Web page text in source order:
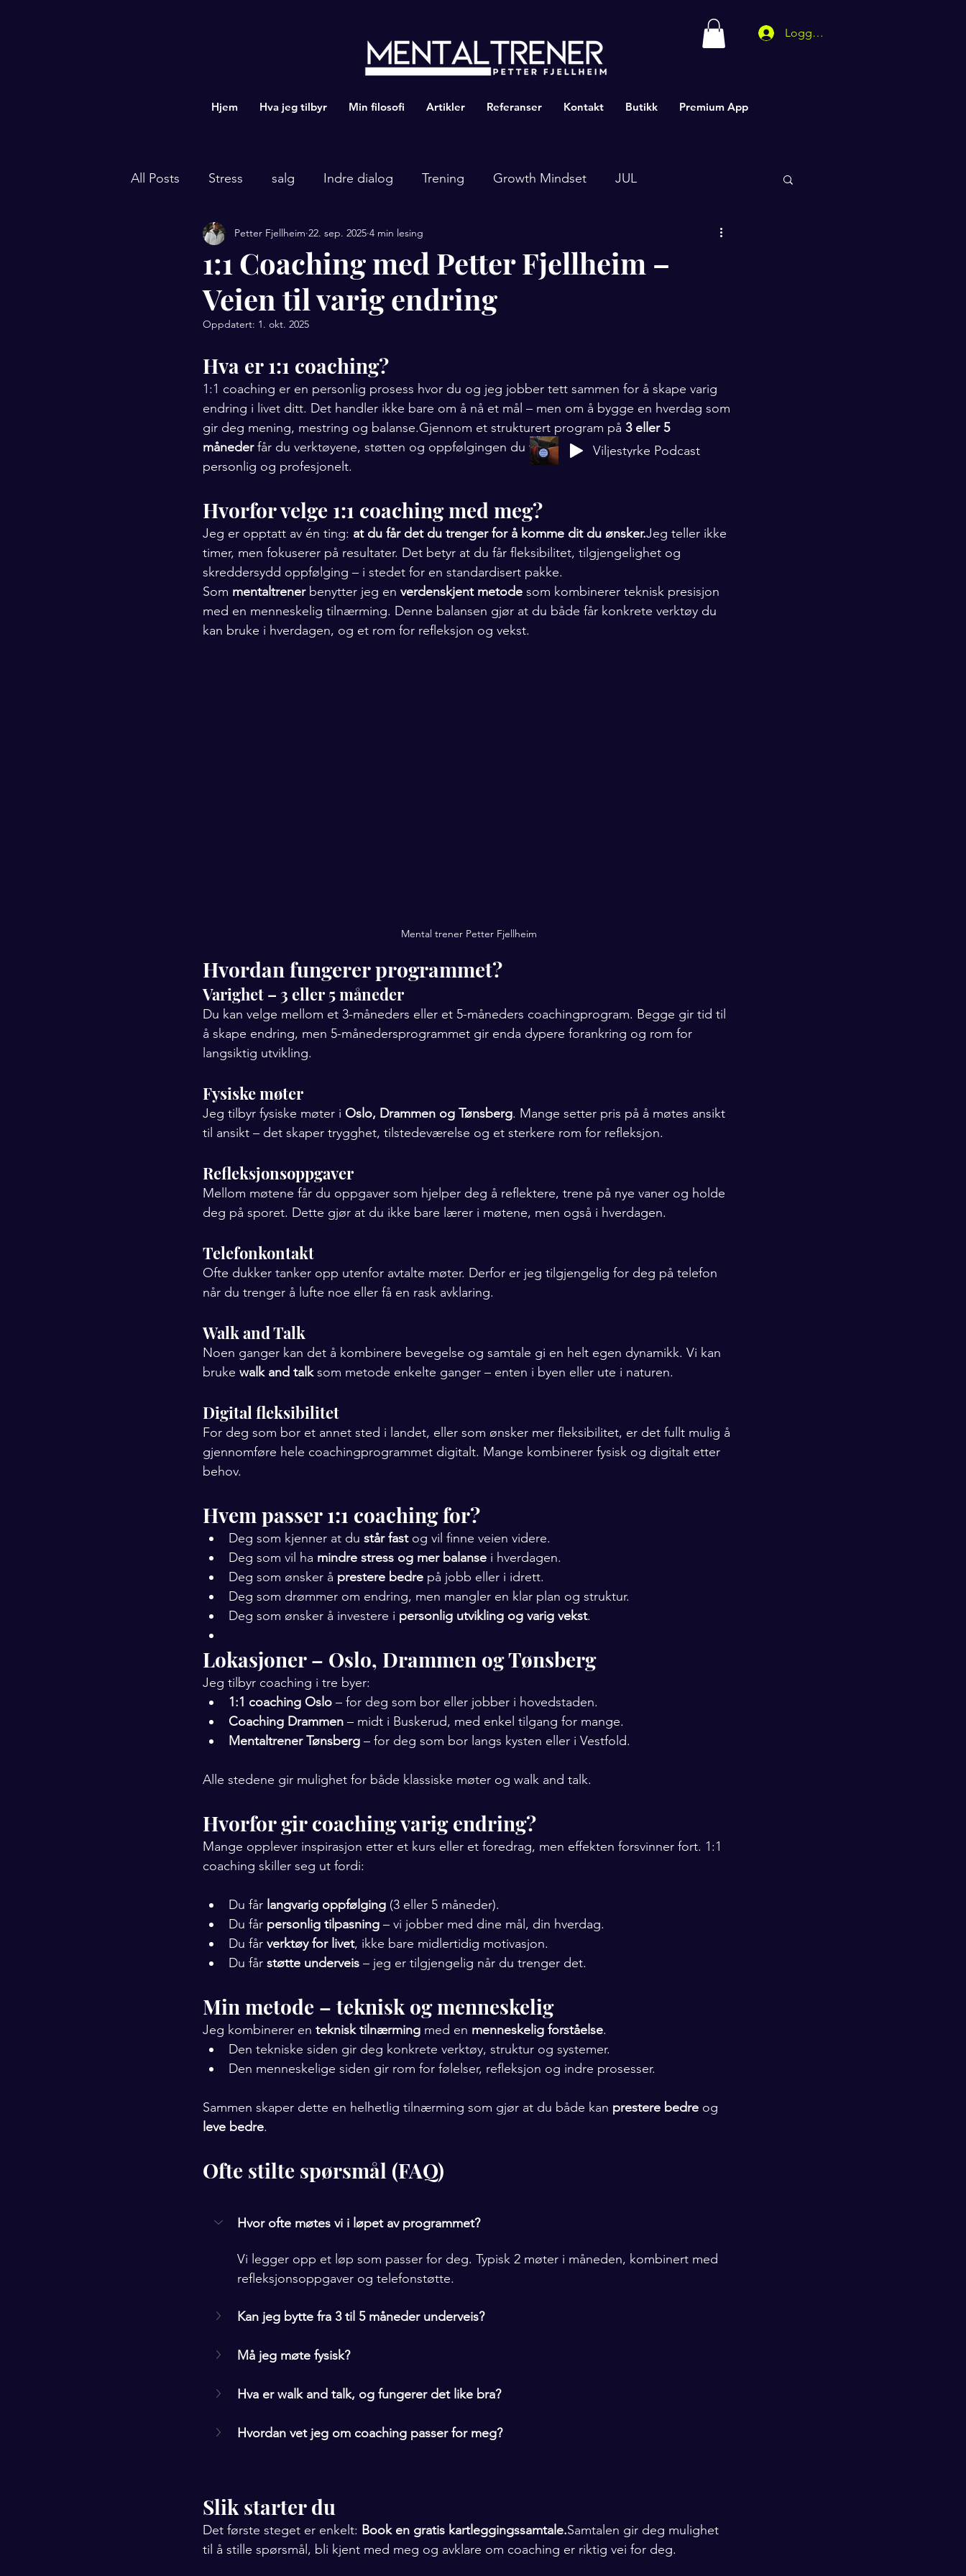
Logg inn
Hjem Hva jeg tilbyr Min filosofi Artikler Referanser Kontakt Butikk Premium App
All Posts Stress salg Indre dialog Trening Growth Mindset JUL
kommunikasjon med farger
1:1 Coaching med Petter Fjellheim –
Veien til varig endring
Petter Fjellheim 22. sep. 2025 4 min lesing
Oppdatert: 1. okt. 2025
Hva er 1:1 coaching?
1:1 coaching er en personlig prosess hvor du og jeg jobber tett sammen for å skape varig
endring i livet ditt. Det handler ikke bare om å nå et mål – men om å bygge en hverdag som
gir deg mening, mestring og balanse.Gjennom et strukturert program på 3 eller 5
måneder får du verktøyene, støtten og oppfølgingen du trenger for å utvikle deg – både
personlig og profesjonelt.
Hvorfor velge 1:1 coaching med meg?
Jeg er opptatt av én ting: at du får det du trenger for å komme dit du ønsker.Jeg teller ikke
timer, men fokuserer på resultater. Det betyr at du får fleksibilitet, tilgjengelighet og
skreddersydd oppfølging – i stedet for en standardisert pakke.
Som mentaltrener benytter jeg en verdens­kjent metode som kombinerer teknisk presisjon
med en menneskelig tilnærming. Denne balansen gjør at du både får konkrete verktøy du
kan bruke i hverdagen, og et rom for refleksjon og vekst.
Mental trener Petter Fjellheim
Hvordan fungerer programmet?
Varighet – 3 eller 5 måneder
Du kan velge mellom et 3-måneders eller et 5-måneders coachingprogram. Begge gir tid til
å skape endring, men 5-månedersprogrammet gir enda dypere forankring og rom for
langsiktig utvikling.
Fysiske møter
Jeg tilbyr fysiske møter i Oslo, Drammen og Tønsberg. Mange setter pris på å møtes ansikt
til ansikt – det skaper trygghet, tilstedeværelse og et sterkere rom for refleksjon.
Refleksjonsoppgaver
Mellom møtene får du oppgaver som hjelper deg å reflektere, trene på nye vaner og holde
deg på sporet. Dette gjør at du ikke bare lærer i møtene, men også i hverdagen.
Telefonkontakt
Ofte dukker tanker opp utenfor avtalte møter. Derfor er jeg tilgjengelig for deg på telefon
når du trenger å lufte noe eller få en rask avklaring.
Walk and Talk
Noen ganger kan det å kombinere bevegelse og samtale gi en helt egen dynamikk. Vi kan
bruke walk and talk som metode enkelte ganger – enten i byen eller ute i naturen.
Digital fleksibilitet
For deg som bor et annet sted i landet, eller som ønsker mer fleksibilitet, er det fullt mulig å
gjennomføre hele coachingprogrammet digitalt. Mange kombinerer fysisk og digitalt etter
behov.
Hvem passer 1:1 coaching for?
Deg som kjenner at du står fast og vil finne veien videre.
Deg som vil ha mindre stress og mer balanse i hverdagen.
Deg som ønsker å prestere bedre på jobb eller i idrett.
Deg som drømmer om endring, men mangler en klar plan og struktur.
Deg som ønsker å investere i personlig utvikling og varig vekst.
Lokasjoner – Oslo, Drammen og Tønsberg
Jeg tilbyr coaching i tre byer:
1:1 coaching Oslo – for deg som bor eller jobber i hovedstaden.
Coaching Drammen – midt i Buskerud, med enkel tilgang for mange.
Mentaltrener Tønsberg – for deg som bor langs kysten eller i Vestfold.
Alle stedene gir mulighet for både klassiske møter og walk and talk.
Hvorfor gir coaching varig endring?
Mange opplever inspirasjon etter et kurs eller et foredrag, men effekten forsvinner fort. 1:1
coaching skiller seg ut fordi:
Du får langvarig oppfølging (3 eller 5 måneder).
Du får personlig tilpasning – vi jobber med dine mål, din hverdag.
Du får verktøy for livet, ikke bare midlertidig motivasjon.
Du får støtte underveis – jeg er tilgjengelig når du trenger det.
Min metode – teknisk og menneskelig
Jeg kombinerer en teknisk tilnærming med en menneskelig forståelse.
Den tekniske siden gir deg konkrete verktøy, struktur og systemer.
Den menneskelige siden gir rom for følelser, refleksjon og indre prosesser.
Sammen skaper dette en helhetlig tilnærming som gjør at du både kan prestere bedre og
leve bedre.
Ofte stilte spørsmål (FAQ)
Hvor ofte møtes vi i løpet av programmet?
Vi legger opp et løp som passer for deg. Typisk 2 møter i måneden, kombinert med
refleksjonsoppgaver og telefonstøtte.
Kan jeg bytte fra 3 til 5 måneder underveis?
Må jeg møte fysisk?
Hva er walk and talk, og fungerer det like bra?
Hvordan vet jeg om coaching passer for meg?
Slik starter du
Det første steget er enkelt: Book en gratis kartleggingssamtale.Samtalen gir deg mulighet
til å stille spørsmål, bli kjent med meg og avklare om coaching er riktig vei for deg.
Viljestyrke Podcast